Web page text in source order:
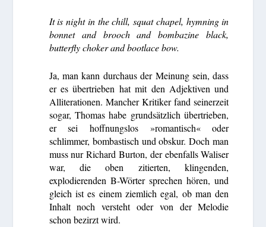
It is night in the chill, squat chapel, hymning in
bonnet and brooch and bombazine black,
butterfly choker and bootlace bow.
Ja, man kann durchaus der Meinung sein, dass
er es übertrieben hat mit den Adjektiven und
Alliterationen. Mancher Kritiker fand seinerzeit
sogar, Thomas habe grundsätzlich übertrieben,
er sei hoffnungslos »romantisch« oder
schlimmer, bombastisch und obskur. Doch man
muss nur Richard Burton, der ebenfalls Waliser
war, die oben zitierten, klingenden,
explodierenden B-Wörter sprechen hören, und
gleich ist es einem ziemlich egal, ob man den
Inhalt noch versteht oder von der Melodie
schon bezirzt wird.